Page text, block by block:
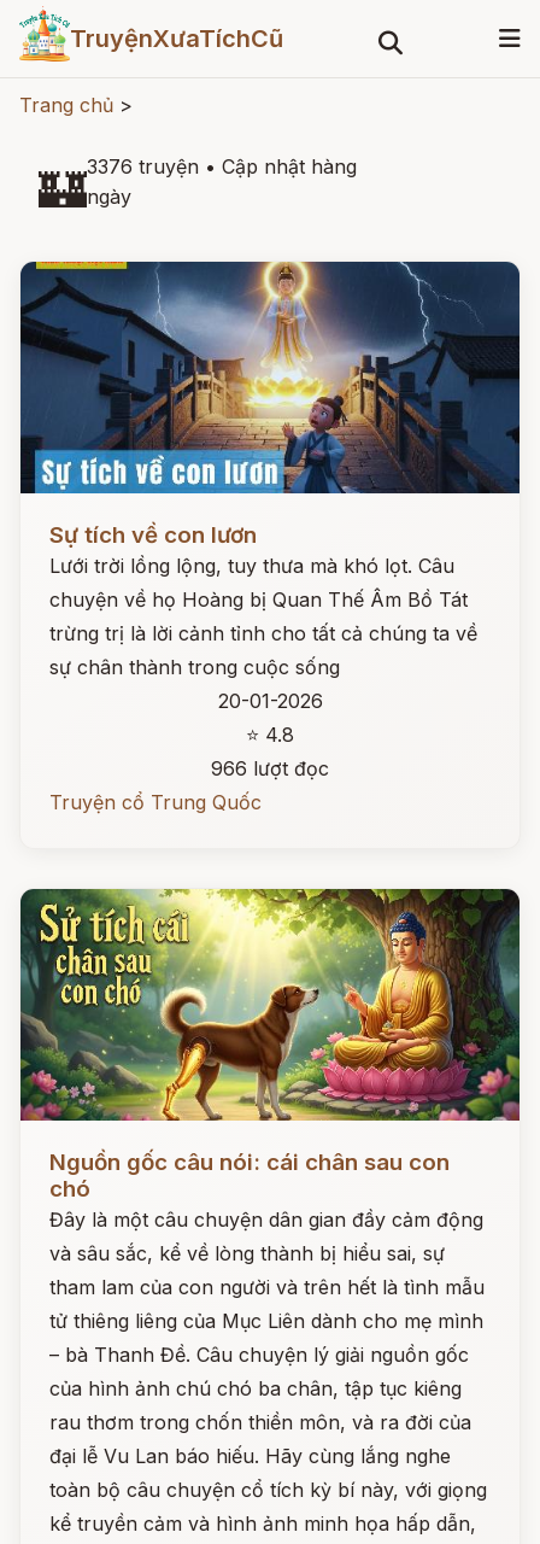
TruyệnXưaTíchCũ
Trang chủ >
🏰3376 truyện • Cập nhật hàng
ngày
Sự tích về con lươn
Lưới trời lồng lộng, tuy thưa mà khó lọt. Câu
chuyện về họ Hoàng bị Quan Thế Âm Bồ Tát
trừng trị là lời cảnh tỉnh cho tất cả chúng ta về
sự chân thành trong cuộc sống
20-01-2026
⭐ 4.8
966 lượt đọc
Truyện cổ Trung Quốc
Đọc ngay
Nguồn gốc câu nói: cái chân sau con
chó
Đây là một câu chuyện dân gian đầy cảm động
và sâu sắc, kể về lòng thành bị hiểu sai, sự
tham lam của con người và trên hết là tình mẫu
tử thiêng liêng của Mục Liên dành cho mẹ mình
– bà Thanh Đề. Câu chuyện lý giải nguồn gốc
của hình ảnh chú chó ba chân, tập tục kiêng
rau thơm trong chốn thiền môn, và ra đời của
đại lễ Vu Lan báo hiếu. Hãy cùng lắng nghe
toàn bộ câu chuyện cổ tích kỳ bí này, với giọng
kể truyền cảm và hình ảnh minh họa hấp dẫn,